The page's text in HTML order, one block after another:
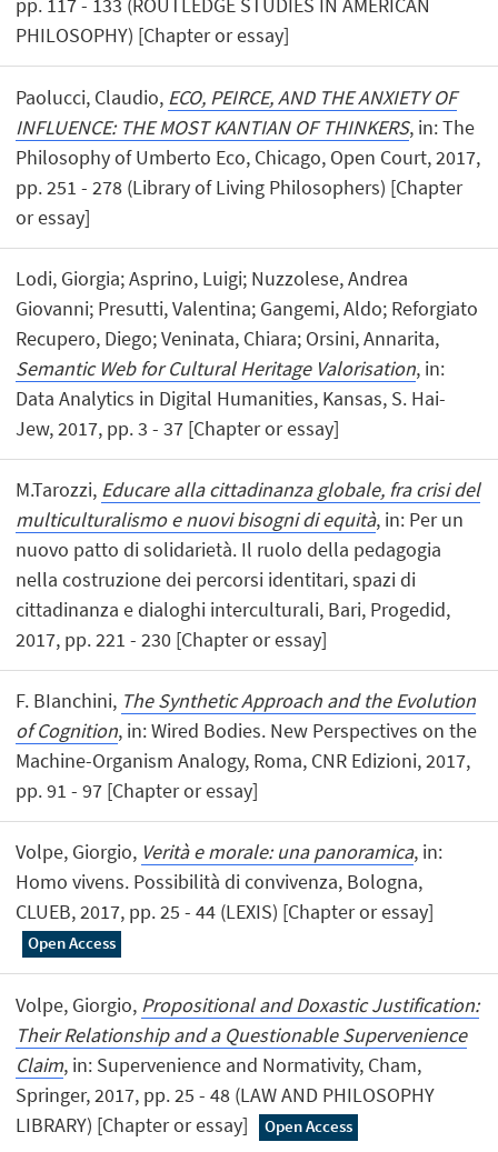
pp. 117 - 133 (ROUTLEDGE STUDIES IN AMERICAN
PHILOSOPHY) [Chapter or essay]
Paolucci, Claudio, ECO, PEIRCE, AND THE ANXIETY OF
INFLUENCE: THE MOST KANTIAN OF THINKERS, in: The
Philosophy of Umberto Eco, Chicago, Open Court, 2017,
pp. 251 - 278 (Library of Living Philosophers) [Chapter
or essay]
Lodi, Giorgia; Asprino, Luigi; Nuzzolese, Andrea
Giovanni; Presutti, Valentina; Gangemi, Aldo; Reforgiato
Recupero, Diego; Veninata, Chiara; Orsini, Annarita,
Semantic Web for Cultural Heritage Valorisation, in:
Data Analytics in Digital Humanities, Kansas, S. Hai-
Jew, 2017, pp. 3 - 37 [Chapter or essay]
M.Tarozzi, Educare alla cittadinanza globale, fra crisi del
multiculturalismo e nuovi bisogni di equità, in: Per un
nuovo patto di solidarietà. Il ruolo della pedagogia
nella costruzione dei percorsi identitari, spazi di
cittadinanza e dialoghi interculturali, Bari, Progedid,
2017, pp. 221 - 230 [Chapter or essay]
F. BIanchini, The Synthetic Approach and the Evolution
of Cognition, in: Wired Bodies. New Perspectives on the
Machine-Organism Analogy, Roma, CNR Edizioni, 2017,
pp. 91 - 97 [Chapter or essay]
Volpe, Giorgio, Verità e morale: una panoramica, in:
Homo vivens. Possibilità di convivenza, Bologna,
CLUEB, 2017, pp. 25 - 44 (LEXIS) [Chapter or essay]
Open Access
Volpe, Giorgio, Propositional and Doxastic Justification:
Their Relationship and a Questionable Supervenience
Claim, in: Supervenience and Normativity, Cham,
Springer, 2017, pp. 25 - 48 (LAW AND PHILOSOPHY
LIBRARY) [Chapter or essay]
Open Access